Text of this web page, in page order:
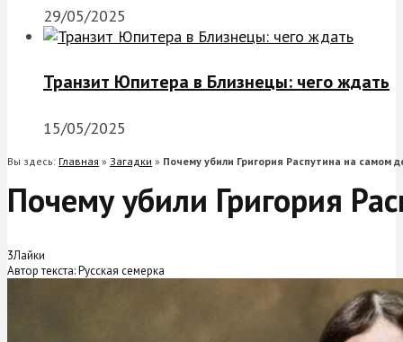
29/05/2025
Транзит Юпитера в Близнецы: чего ждать
15/05/2025
Вы здесь: Главная » Загадки » Почему убили Григория Распутина на самом
Почему убили Григория
3Лайки
Автор текста: Русская семерка